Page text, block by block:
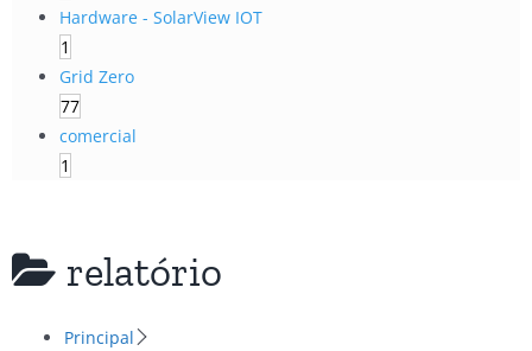
Hardware - SolarView IOT
1
Grid Zero
77
comercial
1
relatório
Principal